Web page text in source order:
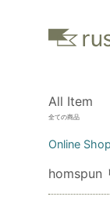
All Item
全ての商品
Online Shop
homspun